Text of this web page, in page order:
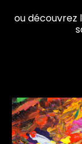
ou découvrez